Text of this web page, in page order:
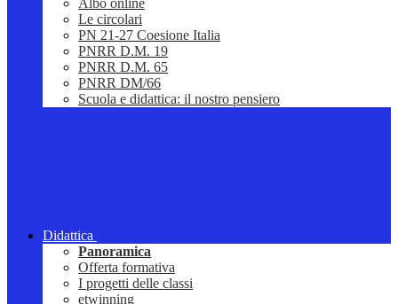
Albo online
Le circolari
PN 21-27 Coesione Italia
PNRR D.M. 19
PNRR D.M. 65
PNRR DM/66
Scuola e didattica: il nostro pensiero
Didattica
Panoramica
Offerta formativa
I progetti delle classi
etwinning